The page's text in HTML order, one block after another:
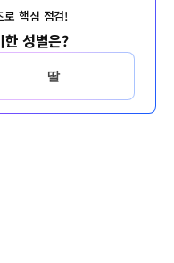
로 핵심 점검!
한 성별은?
딸